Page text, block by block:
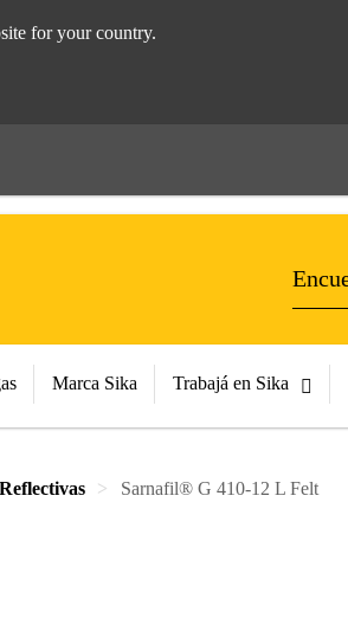
for your country.
Marca Sika Trabajá en Sika
Sarnafil® G 410-12 L Felt